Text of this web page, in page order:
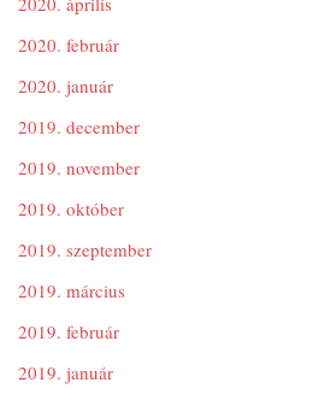
2020. február
2020. január
2019. december
2019. november
2019. október
2019. szeptember
2019. március
2019. február
2019. január